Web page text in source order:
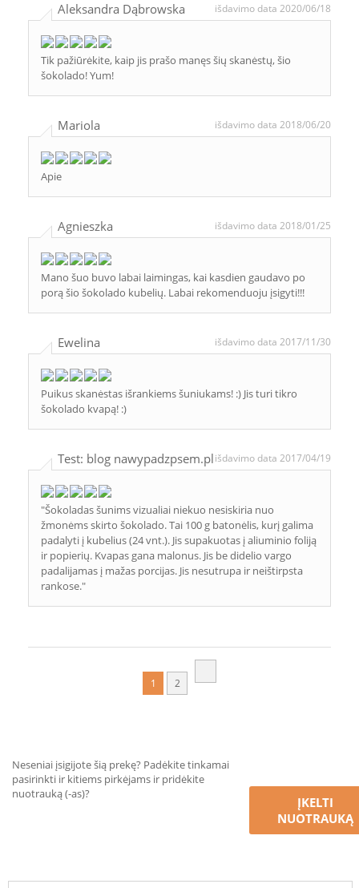
Aleksandra Dąbrowska išdavimo data 2020/06/18
Tik pažiūrėkite, kaip jis prašo manęs šių skanėstų, šio
šokolado! Yum!
Mariola išdavimo data 2018/06/20
Apie
Agnieszka išdavimo data 2018/01/25
Mano šuo buvo labai laimingas, kai kasdien gaudavo po
porą šio šokolado kubelių. Labai rekomenduoju įsigyti!!!
Ewelina išdavimo data 2017/11/30
Puikus skanėstas išrankiems šuniukams! :) Jis turi tikro
šokolado kvapą! :)
Test: blog nawypadzpsem.plišdavimo data 2017/04/19
"Šokoladas šunims vizualiai niekuo nesiskiria nuo
žmonėms skirto šokolado. Tai 100 g batonėlis, kurį galima
padalyti į kubelius (24 vnt.). Jis supakuotas į aliuminio foliją
ir popierių. Kvapas gana malonus. Jis be didelio vargo
padalijamas į mažas porcijas. Jis nesutrupa ir neištirpsta
rankose."
1 2
Neseniai įsigijote šią prekę? Padėkite tinkamai
pasirinkti ir kitiems pirkėjams ir pridėkite
nuotrauką (-as)?
ĮKELTI
NUOTRAUKĄ